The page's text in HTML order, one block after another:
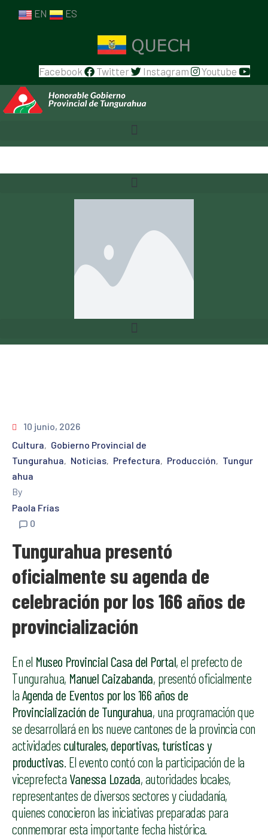
EN ES
Facebook Twitter Instagram Youtube
10 junio, 2026
Cultura‚ Gobierno Provincial de
Tungurahua‚ Noticias‚ Prefectura‚ Producción‚ Tungur
ahua
By
Paola Frías
0
Tungurahua presentó
oficialmente su agenda de
celebración por los 166 años de
provincialización
En el Museo Provincial Casa del Portal, el prefecto de
Tungurahua, Manuel Caizabanda, presentó oficialmente
laAgenda de Eventos por los 166 años de
Provincialización de Tungurahua, una programación que
se desarrollará en los nueve cantones de la provincia con
actividades culturales, deportivas, turísticas y
productivas. El evento contó con la participación de la
viceprefecta Vanessa Lozada, autoridades locales,
representantes de diversos sectores y ciudadanía,
quienes conocieron las iniciativas preparadas para
conmemorar esta importante fecha histórica.